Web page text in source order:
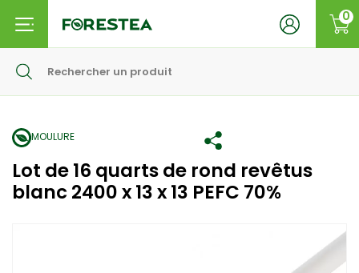
0
MOULURE
Lot de 16 quarts de rond revêtus
blanc 2400 x 13 x 13 PEFC 70%